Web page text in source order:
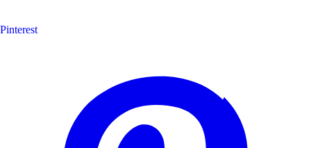
Pinterest